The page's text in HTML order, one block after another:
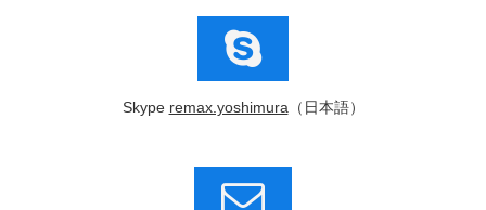
Skype remax.yoshimura （日本語）